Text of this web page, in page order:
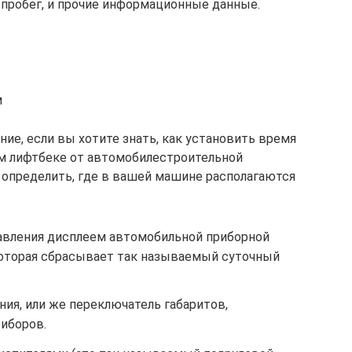
и прочие информационные данные.
если вы хотите знать, как установить время
от автомобилестроительной
где в вашей машине располагаются
дисплеем автомобильной приборной
сбрасывает так называемый суточный
или же переключатель габаритов,